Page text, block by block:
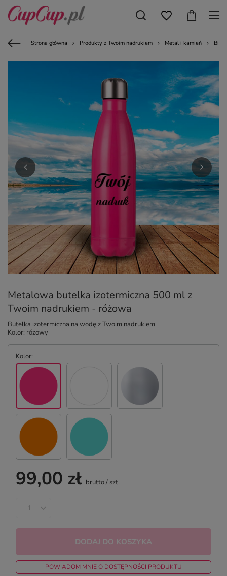
Strona główna Produkty z Twoim nadrukiem Metal i kamień
Metalowa butelka izotermiczna 500 ml z
Twoim nadrukiem - różowa
Butelka izotermiczna na wodę z Twoim nadrukiem
Kolor: różowy
Kolor
99,00 zł brutto/ szt.
DODAJ DO KOSZYKA
POWIADOM MNIE O DOSTĘPNOŚCI PRODUKTU